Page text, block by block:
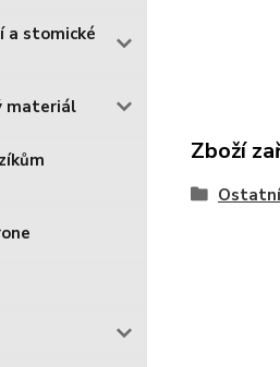
a stomické
materiál
Zboží
Ostatní